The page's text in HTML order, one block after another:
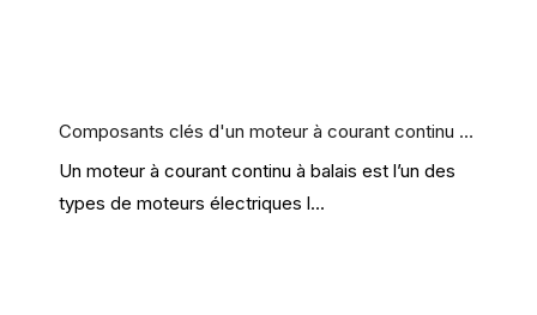
Composants clés d'un moteur à courant continu à balais
Un moteur à courant continu à balais est l’un des
types de moteurs électriques l...